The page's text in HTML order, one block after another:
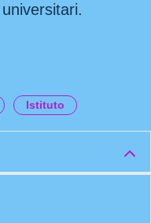
Istituto